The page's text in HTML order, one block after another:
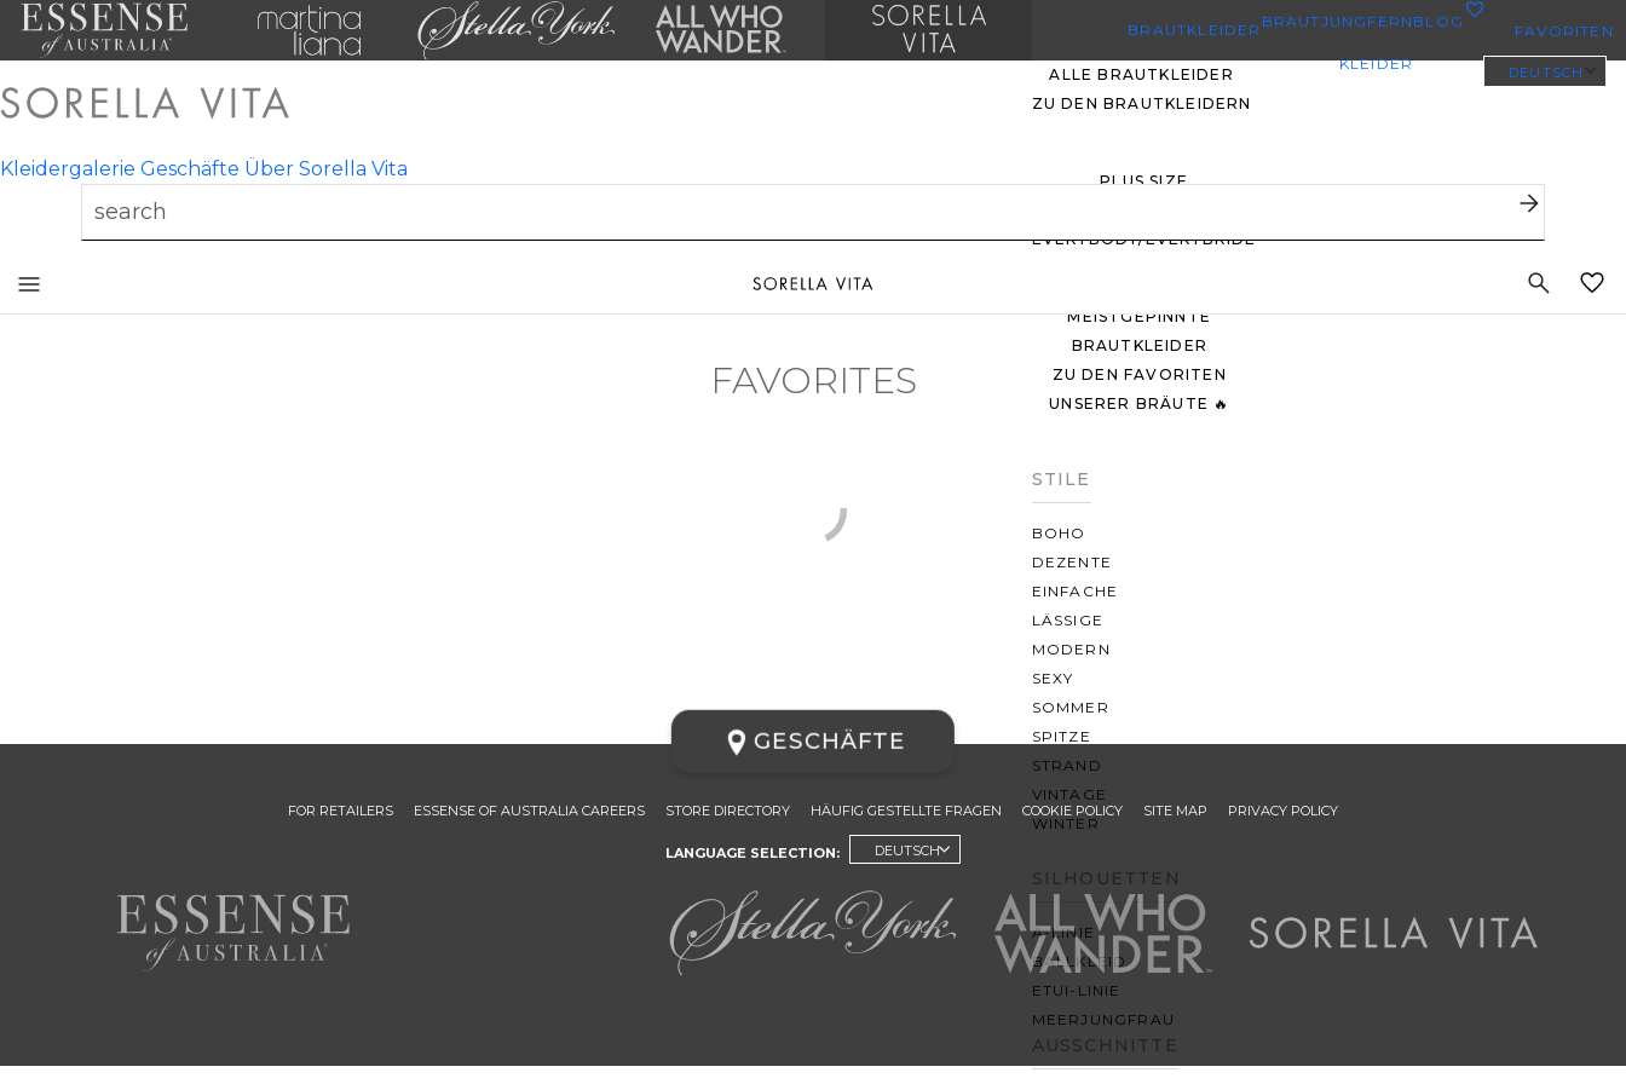
BRAUTKLEIDER
ALLE BRAUTKLEIDER
ZU DEN BRAUTKLEIDERN
PLUS SIZE
EVERYBODY/EVERYBRIDE
MEISTGEPINNTE
BRAUTKLEIDER
ZU DEN FAVORITEN
UNSERER BRÄUTE 🔥
STILE
BOHO
DEZENTE
EINFACHE
LÄSSIGE
MODERN
SEXY
SOMMER
SPITZE
STRAND
VINTAGE
WINTER
SILHOUETTEN
A-LINIE
BALLKLEID
ETUI-LINIE
MEERJUNGFRAU
AUSSCHNITTE
BRAUTJUNGFERN
KLEIDER
BLOG FAVORITEN
DEUTSCH
Kleidergalerie Geschäfte Über Sorella Vita
mobile
FAVORITES
GESCHÄFTE
FOR RETAILERS ESSENSE OF AUSTRALIA CAREERS STORE DIRECTORY HÄUFIG GESTELLTE FRAGEN COOKIE POLICY SITE MAP PRIVACY POLICY
LANGUAGE SELECTION: DEUTSCH